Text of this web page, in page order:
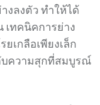
งลงตัว ทำให้ได้
ทคนิคการย่าง
เกลือเพียงเล็ก
บความสุกที่สมบูรณ์